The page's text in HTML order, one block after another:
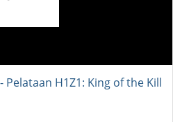
- Pelataan H1Z1: King of the Kill